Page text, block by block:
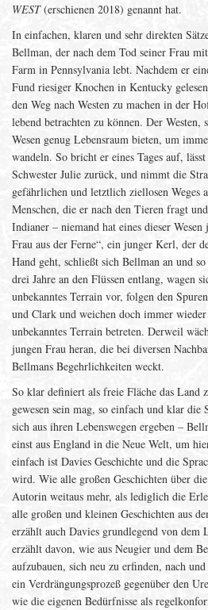
WEST(erschienen 2018) genannt hat.
In einfachen, klaren und sehr direkten
Bellman, der nach dem Tod seiner Frau
Farm in Pennsylvania lebt. Nachdem er
Fund riesiger Knochen in Kentucky
den Weg nach Westen zu machen in der
lebend betrachten zu können. Der Westen,
Wesen genug Lebensraum bieten, um
wandeln. So bricht er eines Tages auf,
Schwester Julie zurück, und nimmt die
gefährlichen und letztlich ziellosen
Menschen, die er nach den Tieren fragt
Indianer – niemand hat eines dieser
Frau aus der Ferne“, ein junger Kerl, der
Hand geht, schließt sich Bellman an und
drei Jahre an den Flüssen entlang, wagen
unbekanntes Terrain vor, folgen den
und Clark und weichen doch immer
unbekanntes Terrain betreten. Derweil
jungen Frau heran, die bei diversen
Bellmans Begehrlichkeiten weckt.
So klar definiert als freie Fläche das Land
gewesen sein mag, so einfach und klar die
sich aus ihren Lebenswegen ergeben –
einst aus England in die Neue Welt, um
einfach ist Davies Geschichte und die
wird. Wie alle großen Geschichten über
Autorin weitaus mehr, als lediglich die
alle großen und kleinen Geschichten aus
erzählt auch Davies grundlegend von dem
erzählt davon, wie aus Neugier und dem
aufzubauen, sich neu zu erfinden, nach
ein Verdrängungsprozeß gegenüber den
wie die eigenen Bedürfnisse als